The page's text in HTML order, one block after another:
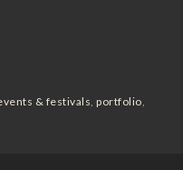
& festivals, portfolio,